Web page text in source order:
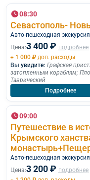
08:30
Севастополь-
Авто-пешеходная экскурсия
Цена:3 400 ₽ подробнее
+ 1 000 ₽ доп. расходы
Вы увидите: Графская
затопленным кораблям;
Таврический
Подробнее
09:00
Путешествие в
Крымского
Авто-пешеходная экскурсия
Цена:3 200 ₽ подробнее